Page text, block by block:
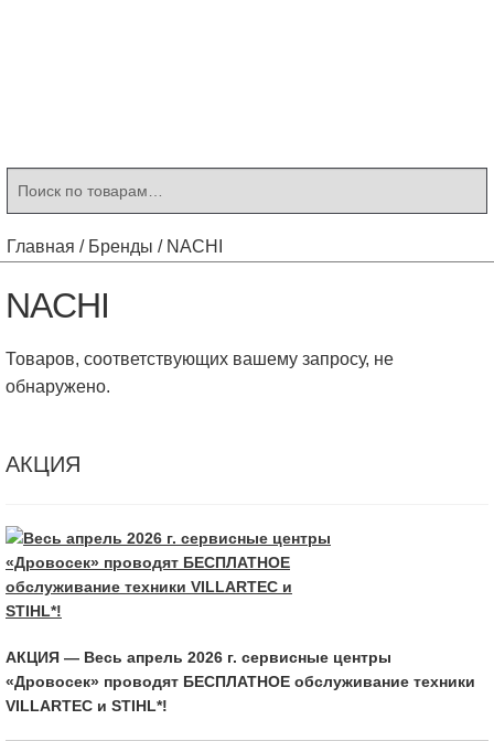
Главная / Бренды / NACHI
NACHI
Товаров, соответствующих вашему запросу, не
обнаружено.
АКЦИЯ
АКЦИЯ — Весь апрель 2026 г. сервисные центры
«Дровосек» проводят БЕСПЛАТНОЕ обслуживание техники
VILLARTEC и STIHL*!